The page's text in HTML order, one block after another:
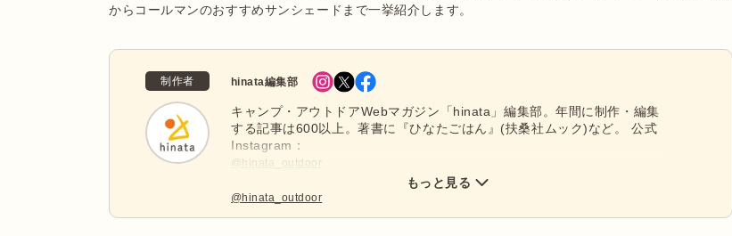
からコールマンのおすすめサンシェードまで一挙紹介します。
制作者 hinata編集部
キャンプ・アウトドアWebマガジン「hinata」編集部。年間に制作・編集
する記事は600以上。著書に『ひなたごはん』(扶桑社ムック)など。 公式
Instagram：
@hinata_outdoor
@hinata_outdoor
もっと見る